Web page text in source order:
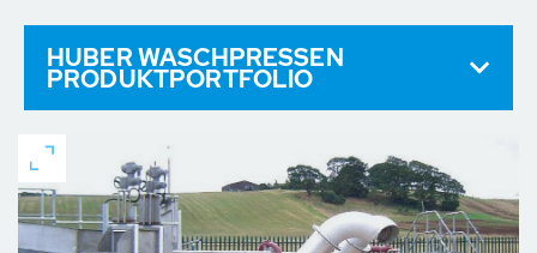
HUBER WASCHPRESSEN
PRODUKTPORTFOLIO